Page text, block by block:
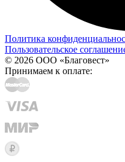
Политика
Пользовательское
© 2026 ООО «Благовест»
Принимаем к оплате: